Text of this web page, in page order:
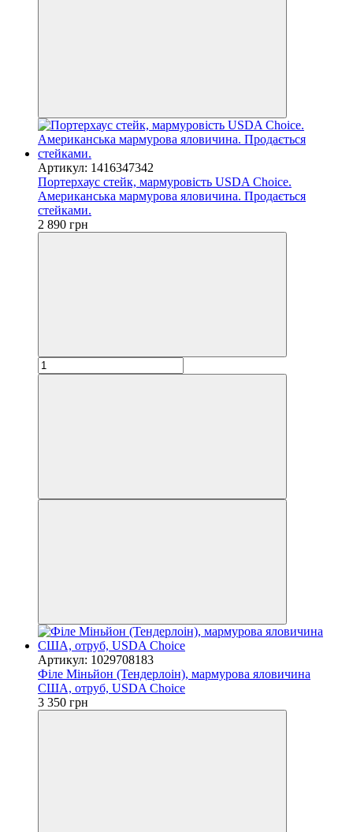
Артикул: 1416347342
Портерхаус стейк, мармуровість USDA Choice.
Американська мармурова яловичина. Продається
стейками.
2 890 грн
Артикул: 1029708183
Філе Міньйон (Тендерлоін), мармурова яловичина
США, отруб, USDA Choice
3 350 грн